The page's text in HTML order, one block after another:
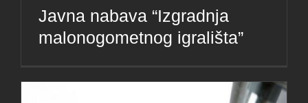
Javna nabava “Izgradnja
malonogometnog igrališta”